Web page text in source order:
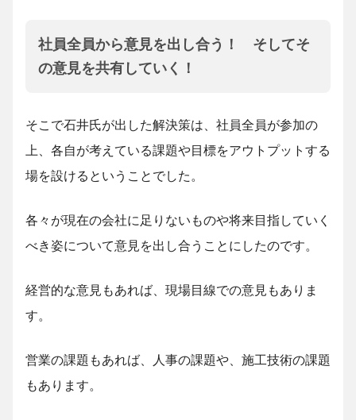
社員全員から意見を出し合う！ そしてそ
の意見を共有していく！
そこで石井氏が出した解決策は、社員全員が参加の
上、各自が考えている課題や目標をアウトプットする
場を設けるということでした。
各々が現在の会社に足りないものや将来目指していく
べき姿について意見を出し合うことにしたのです。
経営的な意見もあれば、現場目線での意見もありま
す。
営業の課題もあれば、人事の課題や、施工技術の課題
もあります。